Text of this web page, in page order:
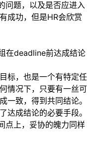
问题，以及是否应进入
成功，但是HR会欣赏
deadline前达成结论
，也是一个有特定任
情况下，只要有一丝可
一致，得到共同结论。
达成结论的必要手段。
点上，妥协的魄力同样